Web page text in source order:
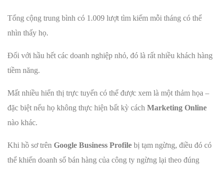
Tổng cộng trung bình có 1.009 lượt tìm kiếm mỗi tháng có thể
nhìn thấy họ.
Đối với hầu hết các doanh nghiệp nhỏ, đó là rất nhiều khách hàng
tiềm năng.
Mất nhiều hiển thị trực tuyến có thể được xem là một thảm họa –
đặc biệt nếu họ không thực hiện bất kỳ cách Marketing Online
nào khác.
Khi hồ sơ trên Google Business Profile bị tạm ngừng, điều đó có
thể khiến doanh số bán hàng của công ty ngừng lại theo đúng